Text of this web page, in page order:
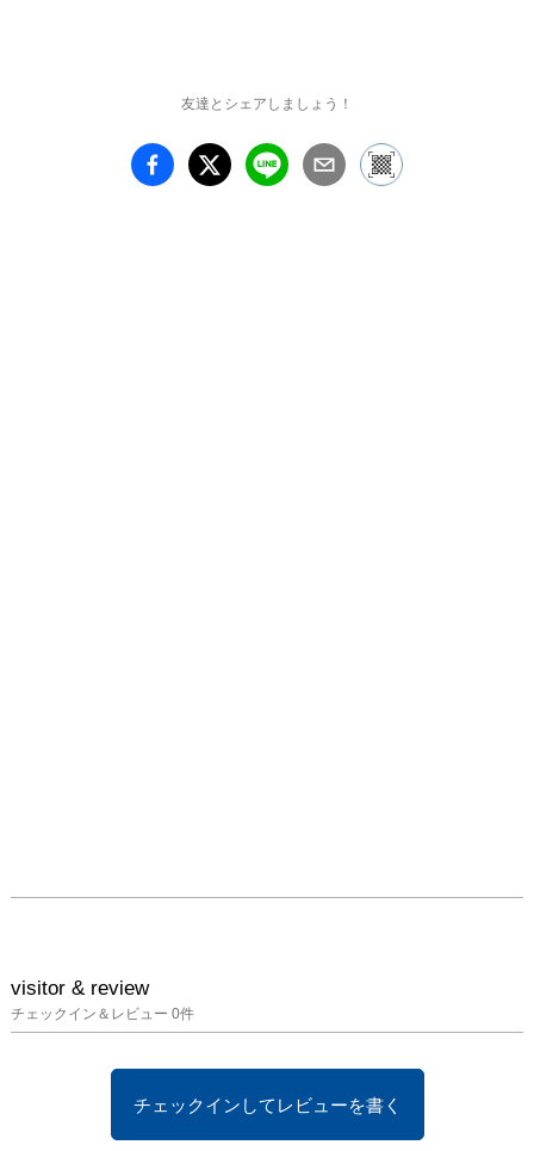
学院版画コース１年展
2019 パペルマヒカ-版と
友達とシェアしましょう！
visitor & review
チェックイン＆レビュー 0件
チェックインしてレビューを書く